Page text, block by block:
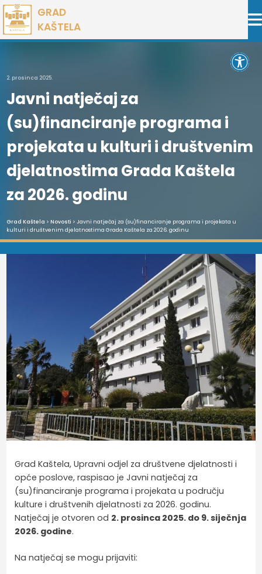
Preskoči
na
sadržaj
GRAD
KAŠTELA
2. prosinca 2025.
Javni natječaj za
(su)financiranje programa i
projekata u kulturi i društvenim
djelatnostima Grada Kaštela
za 2026. godinu
Grad Kaštela > Novosti > Javni natječaj za (su)financiranje programa i projekata u
kulturi i društvenim djelatnostima Grada Kaštela za 2026. godinu
Grad Kaštela, Upravni odjel za društvene djelatnosti i
opće poslove, raspisao je Javni natječaj za
(su)financiranje programa i projekata u području
kulture i društvenih djelatnosti za 2026. godinu.
Natječaj je otvoren od 2. prosinca 2025. do 9. siječnja
2026. godine.
Na natječaj se mogu prijaviti: